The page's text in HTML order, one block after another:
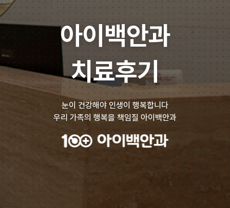
아이백안과
치료후기
눈이 건강해야 인생이 행복합니다
우리 가족의 행복을 책임질 아이백안과